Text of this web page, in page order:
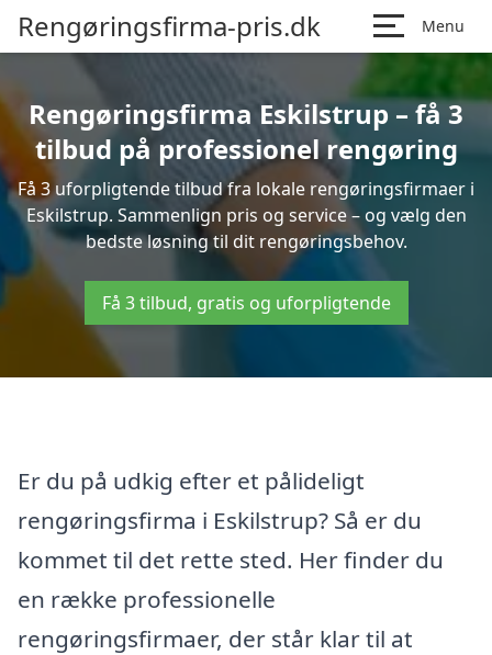
Rengøringsfirma-pris.dk Menu
Rengøringsfirma Eskilstrup – få 3
tilbud på professionel rengøring
Få 3 uforpligtende tilbud fra lokale rengøringsfirmaer i
Eskilstrup. Sammenlign pris og service – og vælg den
bedste løsning til dit rengøringsbehov.
Få 3 tilbud, gratis og uforpligtende
Er du på udkig efter et pålideligt
rengøringsfirma i Eskilstrup? Så er du
kommet til det rette sted. Her finder du
en række professionelle
rengøringsfirmaer, der står klar til at